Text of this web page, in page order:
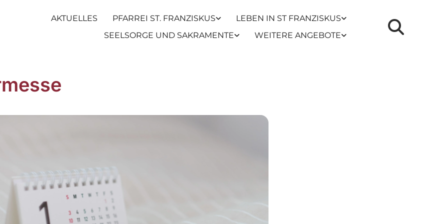
AKTUELLES PFARREI ST. FRANZISKUS
LEBEN IN ST FRANZISKUS
SEELSORGE UND SAKRAMENTE
WEITERE ANGEBOTE